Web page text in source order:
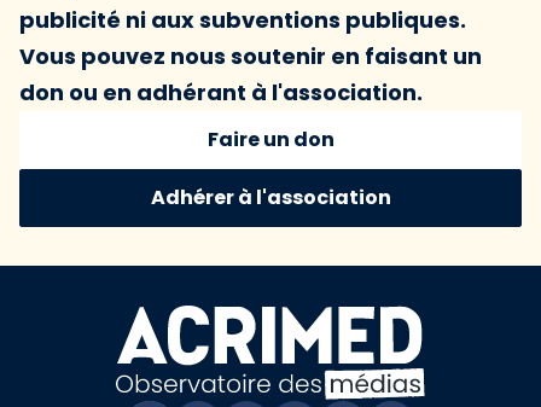
publicité ni aux subventions publiques.
Vous pouvez nous soutenir en faisant un
don ou en adhérant à l'association.
Faire un don
Adhérer à l'association